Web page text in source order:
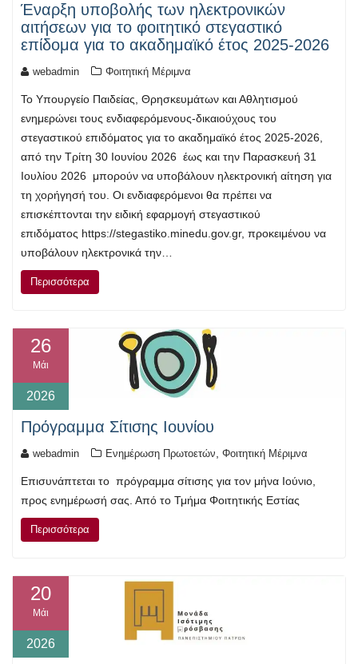
Έναρξη υποβολής των ηλεκτρονικών
αιτήσεων για το φοιτητικό στεγαστικό
επίδομα για το ακαδημαϊκό έτος 2025-2026
webadmin Φοιτητική Μέριμνα
Το Υπουργείο Παιδείας, Θρησκευμάτων και Αθλητισμού
ενημερώνει τους ενδιαφερόμενους-δικαιούχους του
στεγαστικού επιδόματος για το ακαδημαϊκό έτος 2025-2026,
από την Τρίτη 30 Ιουνίου 2026 έως και την Παρασκευή 31
Ιουλίου 2026 μπορούν να υποβάλουν ηλεκτρονική αίτηση για
τη χορήγησή του. Οι ενδιαφερόμενοι θα πρέπει να
επισκέπτονται την ειδική εφαρμογή στεγαστικού
επιδόματος https://stegastiko.minedu.gov.gr, προκειμένου να
υποβάλουν ηλεκτρονικά την…
Περισσότερα
26
Μάι
2026
Πρόγραμμα Σίτισης Iουνίου
webadmin Ενημέρωση Πρωτοετών Φοιτητική Μέριμνα
Επισυνάπτεται το πρόγραμμα σίτισης για τον μήνα Ιούνιο,
προς ενημέρωσή σας. Από το Τμήμα Φοιτητικής Εστίας
Περισσότερα
20
Μάι
2026